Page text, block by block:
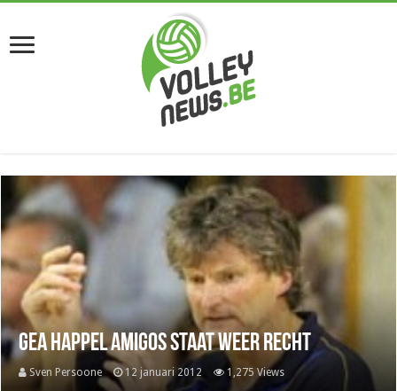
GEA Happel Amigos staat weer recht
Sven Persoone 12 januari 2012 1,275 Views